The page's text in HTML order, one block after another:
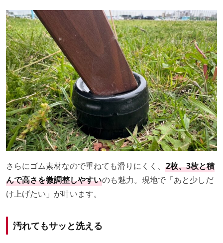
さらにゴム素材なので重ねても滑りにくく、 2枚、3枚と積
んで高さを微調整しやすいのも魅力。現地で「あと少しだ
け上げたい」が叶います。
汚れてもサッと洗える